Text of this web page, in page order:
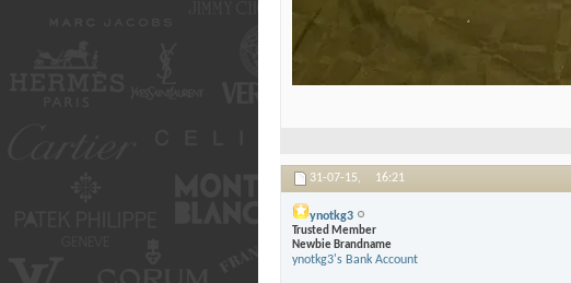
31-07-15, 16:21
ynotkg3
Trusted Member
Newbie Brandname
ynotkg3's Bank Account